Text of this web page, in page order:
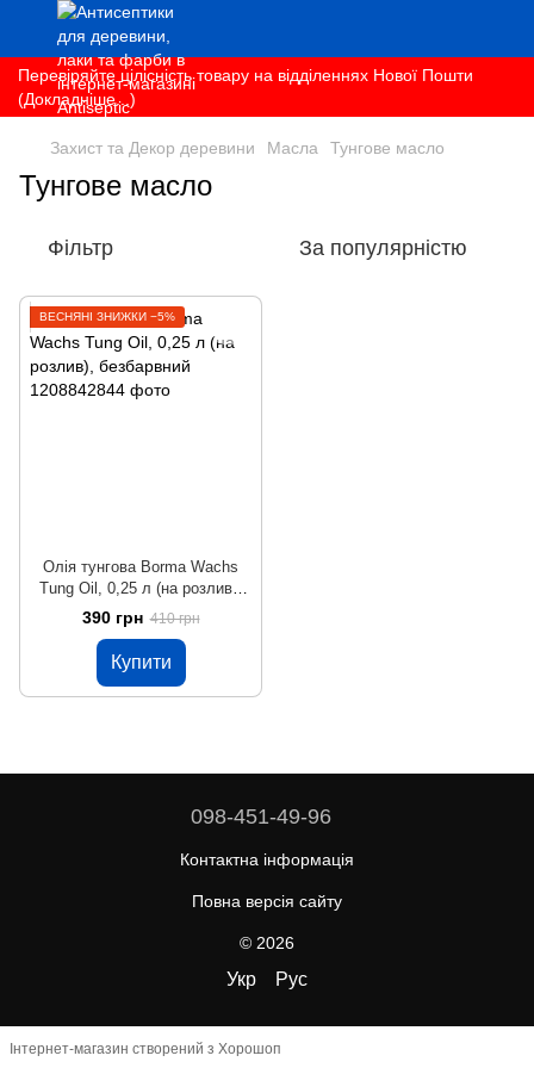
Перевіряйте цілісність товару на відділеннях Нової Пошти
(Докладніше...)
Захист та Декор деревини Масла Тунгове масло
Тунгове масло
Фільтр За популярністю
ВЕСНЯНІ ЗНИЖКИ −5%
Олія тунгова Borma Wachs
Tung Oil, 0,25 л (на розлив),
безбарвний
390 грн 410 грн
Купити
098-451-49-96
Контактна інформація
Повна версія сайту
© 2026
Укр Рус
Інтернет-магазин створений з Хорошоп